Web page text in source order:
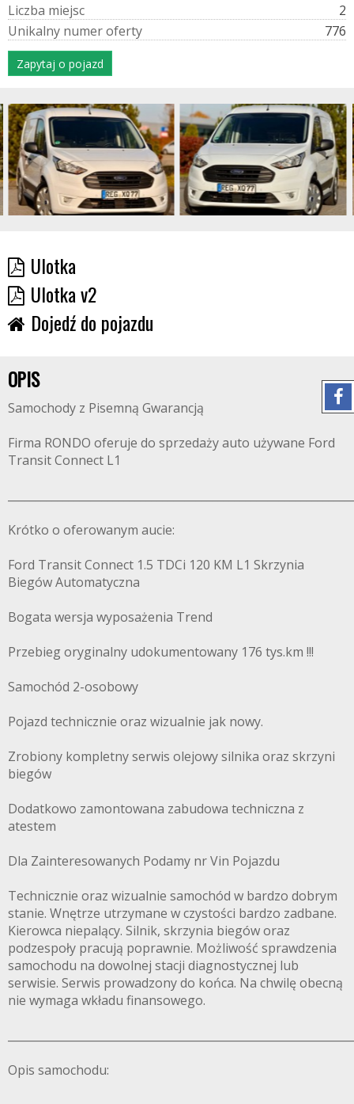
Liczba miejsc
2
Unikalny numeroferty 776
Zapytaj o pojazd
Ulotka
Ulotka v2
Dojedź do pojazdu
OPIS
Samochody z Pisemną Gwarancją
Firma RONDO oferuje do sprzedaży auto używane Ford
Transit Connect L1
Krótko o oferowanym aucie:
Ford Transit Connect 1.5 TDCi 120 KM L1 Skrzynia
Biegów Automatyczna
Bogata wersja wyposażenia Trend
Przebieg oryginalny udokumentowany 176 tys.km !!!
Samochód 2-osobowy
Pojazd technicznie oraz wizualnie jak nowy.
Zrobiony kompletny serwis olejowy silnika oraz skrzyni
biegów
Dodatkowo zamontowana zabudowa techniczna z
atestem
Dla Zainteresowanych Podamy nr Vin Pojazdu
Technicznie oraz wizualnie samochód w bardzo dobrym
stanie. Wnętrze utrzymane w czystości bardzo zadbane.
Kierowca niepalący. Silnik, skrzynia biegów oraz
podzespoły pracują poprawnie. Możliwość sprawdzenia
samochodu na dowolnej stacji diagnostycznej lub
serwisie. Serwis prowadzony do końca. Na chwilę obecną
nie wymaga wkładu finansowego.
Opis samochodu: